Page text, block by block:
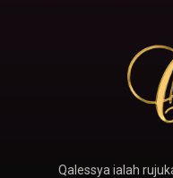
Qalessya ialah